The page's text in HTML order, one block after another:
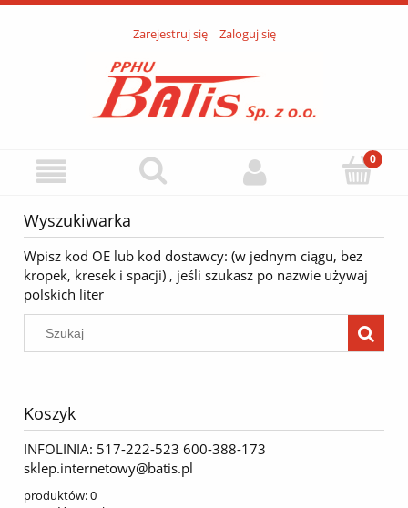
Zarejestruj się Zaloguj się
Wyszukiwarka
Wpisz kod OE lub kod dostawcy: (w jednym ciągu, bez
kropek, kresek i spacji) , jeśli szukasz po nazwie używaj
polskich liter
Koszyk
INFOLINIA: 517-222-523 600-388-173
sklep.internetowy@batis.pl
produktów:0